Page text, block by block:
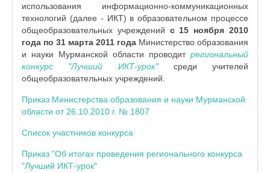
использования информационно-коммуникационных
технологий (далее - ИКТ) в образовательном процессе
общеобразовательных учреждений с 15 ноября 2010
года по 31 марта 2011 года Министерство образования
и науки Мурманской области проводит региональный
конкурс "Лучший ИКТ-урок"среди учителей
общеобразовательных учреждений.
Приказ Министерства образования и науки Мурманской
области от 26.10.2010 г. № 1807
Список участников конкурса
Приказ "Об итогах проведения регионального конкурса
"Лучший ИКТ-урок"